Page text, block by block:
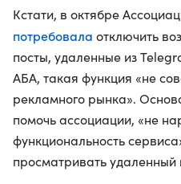
Кстати, в октябре
потребовала отключить
посты, удаленные из
АБА, такая функция «не
рекламного рынка».
помочь ассоциации, «не
функциональность
просматривать удаленный